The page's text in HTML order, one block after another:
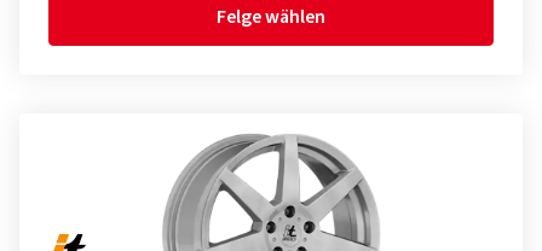
Felge wählen